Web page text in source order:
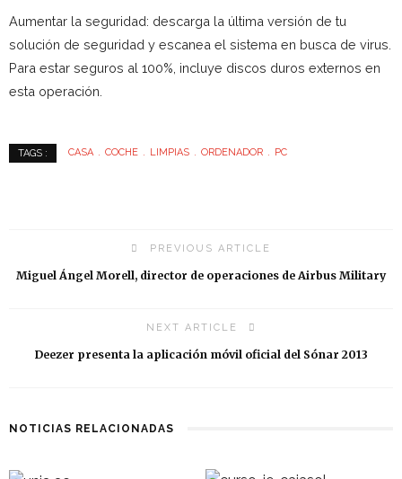
Aumentar la seguridad: descarga la última versión de tu
solución de seguridad y escanea el sistema en busca de virus.
Para estar seguros al 100%, incluye discos duros externos en
esta operación.
TAGS : CASA COCHE LIMPIAS ORDENADOR PC
PREVIOUS ARTICLE
Miguel Ángel Morell, director de operaciones de Airbus Military
NEXT ARTICLE
Deezer presenta la aplicación móvil oficial del Sónar 2013
NOTICIAS RELACIONADAS